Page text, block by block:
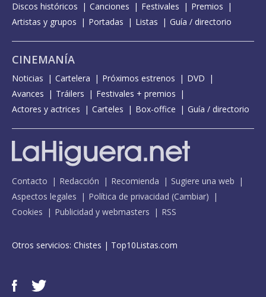
Discos históricos
Canciones Festivales
Premios
Artistas y grupos
Portadas Listas Guía / directorio
CINEMANÍA
Noticias Cartelera Próximos estrenos
DVD
Avances
Tráilers
Festivales + premios
Actores y actrices
Carteles Box-office Guía / directorio
Contacto Redacción Recomienda
Sugiere una web
Aspectos legales
Política de privacidad (Cambiar)
Cookies
Publicidad y webmasters RSS
Otros servicios: Chistes | Top10Listas.com